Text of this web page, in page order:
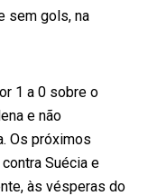
sem gols, na
1 a 0 sobre o
e não
Os próximos
Suécia e
às vésperas do